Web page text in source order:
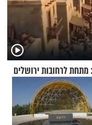
לרחובות ירושלים